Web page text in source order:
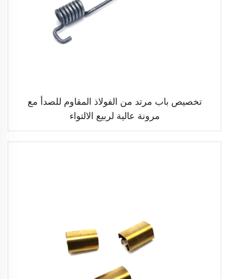
تخصيص باب مرتد من الفولاذ المقاوم للصدأ مع
مرونة عالية لربيع الالتواء